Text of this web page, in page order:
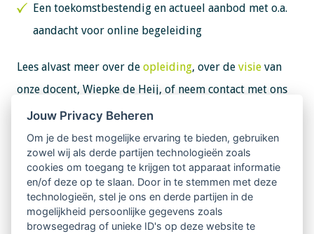
Een toekomstbestendig en actueel aanbod met o.a.
aandacht voor online begeleiding
Lees alvast meer over de opleiding, over de visievan
onze docent, Wiepke de Heij, of neem contact met ons
op. Graag tot snel!
Jouw Privacy Beheren
Om je de best mogelijke ervaring te bieden, gebruiken
zowel wij als derde partijen technologieën zoals
cookies om toegang te krijgen tot apparaat informatie
en/of deze op te slaan. Door in te stemmen met deze
technologieën, stel je ons en derde partijen in de
mogelijkheid persoonlijke gegevens zoals
browsegedrag of unieke ID's op deze website te